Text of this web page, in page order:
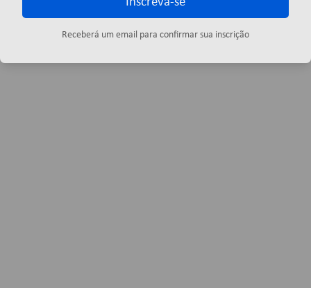
Receberá um email para confirmar sua inscrição